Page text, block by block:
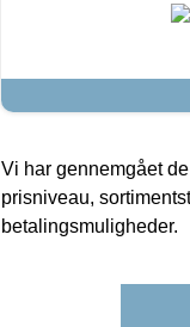
Vi har gennemgået
prisniveau,
betalingsmuligheder.